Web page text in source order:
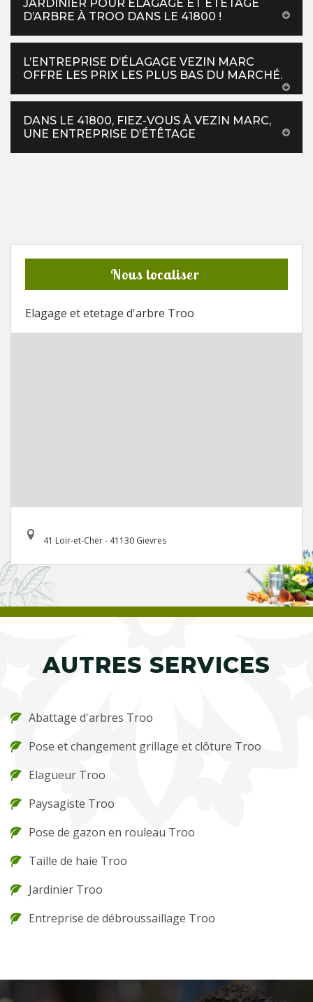
JARDINIER POUR ÉLAGAGE ET ÉTÊTAGE
D’ARBRE À TROO DANS LE 41800 !
L’ENTREPRISE D’ÉLAGAGE VEZIN MARC
OFFRE LES PRIX LES PLUS BAS DU MARCHÉ.
DANS LE 41800, FIEZ-VOUS À VEZIN MARC,
UNE ENTREPRISE D’ÉTÊTAGE
Nous localiser
Elagage et etetage d'arbre Troo
41 Loir-et-Cher - 41130 Gievres
AUTRES SERVICES
Abattage d'arbres Troo
Pose et changement grillage et clôture Troo
Elagueur Troo
Paysagiste Troo
Pose de gazon en rouleau Troo
Taille de haie Troo
Jardinier Troo
Entreprise de débroussaillage Troo